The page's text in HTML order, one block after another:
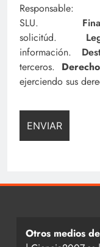
SLU.
solicitúd.
información.
terceros.
ejerciendo sus
Otros medios